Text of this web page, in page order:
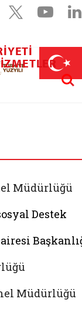
X
açılır)sayfası (yeni
Müdürlüğü
Destek
Müdürlüğü